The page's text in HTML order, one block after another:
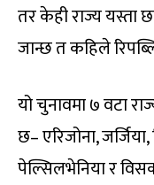
तर केही राज्य यस्ता
जान्छ त कहिले
यो चुनावमा ७ वटा
छ– एरिजोना,
पेल्सिलभेनिया र